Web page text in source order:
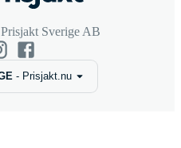
Sverige AB
- Prisjakt.nu